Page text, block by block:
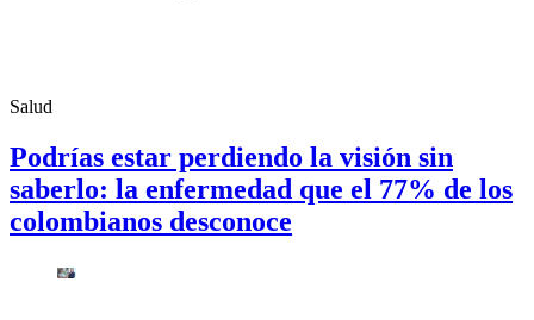
Salud
Podrías estar perdiendo la visión sin
saberlo: la enfermedad que el 77% de los
colombianos desconoce